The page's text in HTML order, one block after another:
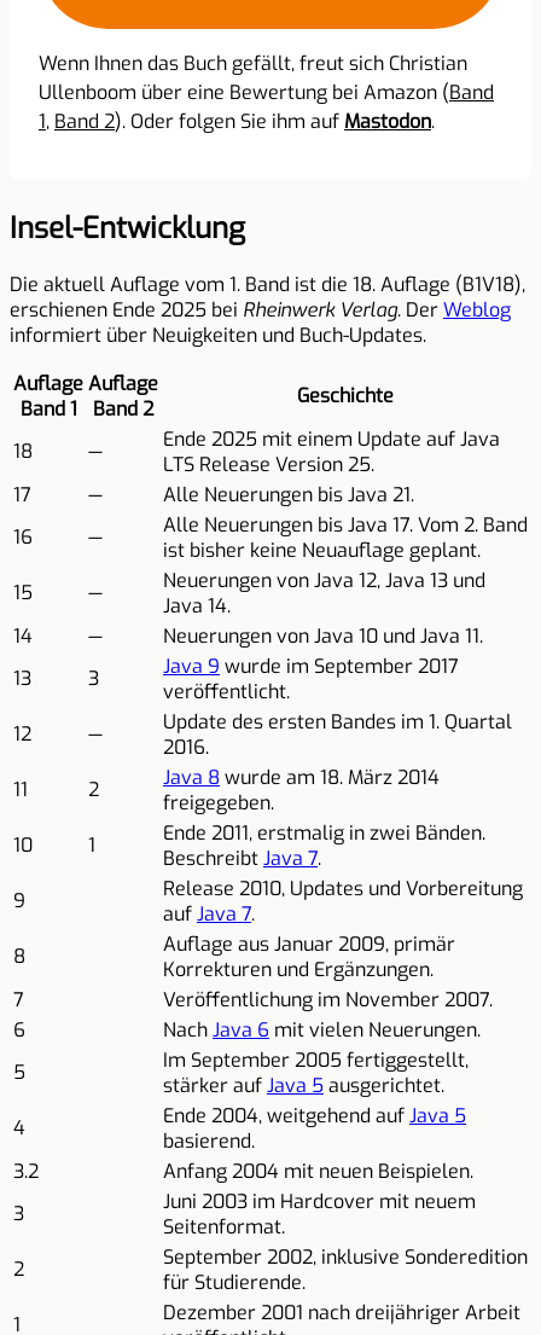
Wenn Ihnen das Buch gefällt, freut sich Christian
Ullenboom über eine Bewertung bei Amazon (Band
1, Band 2). Oder folgen Sie ihm auf Mastodon.
Insel-Entwicklung
Die aktuell Auflage vom 1. Band ist die 18. Auflage (B1V18),
erschienen Ende 2025 bei Rheinwerk Verlag. DerWeblog
informiert über Neuigkeiten und Buch-Updates.
Auflage
Band 1
Auflage
Band 2
Geschichte
18 —
Ende 2025 mit einem Update auf Java
LTS Release Version 25.
17
—
Alle Neuerungen bis Java 21.
16
—
Alle Neuerungen bis Java 17. Vom 2. Band
ist bisher keine Neuauflage geplant.
15
—
Neuerungen von Java 12, Java 13 und
Java 14.
14
—
Neuerungen von Java 10 und Java 11.
13
3 Java 9 wurde im September 2017
veröffentlicht.
12
—
Update des ersten Bandes im 1. Quartal
2016.
11
2 Java 8 wurde am 18. März 2014
freigegeben.
10
1
Ende 2011, erstmalig in zwei Bänden.
BeschreibtJava 7.
9
Release 2010, Updates und Vorbereitung
aufJava 7.
8
Auflage aus Januar 2009, primär
Korrekturen und Ergänzungen.
7
Veröffentlichung im November 2007.
6
NachJava 6 mit vielen Neuerungen.
5
Im September 2005 fertiggestellt,
stärker aufJava 5 ausgerichtet.
4
Ende 2004, weitgehend aufJava 5
basierend.
3.2
Anfang 2004 mit neuen Beispielen.
3
Juni 2003 im Hardcover mit neuem
Seitenformat.
2
September 2002, inklusive Sonderedition
für Studierende.
1
Dezember 2001 nach dreijähriger Arbeit